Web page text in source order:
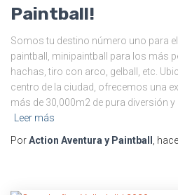
Paintball!
Somos tu destino número uno para
paintball, minipaintball para los más
hachas, tiro con arco, gelball, etc.
centro de la ciudad, ofrecemos una
más de 30,000m2 de pura diversión
Leer más
PorAction Aventura y Paintball , hace